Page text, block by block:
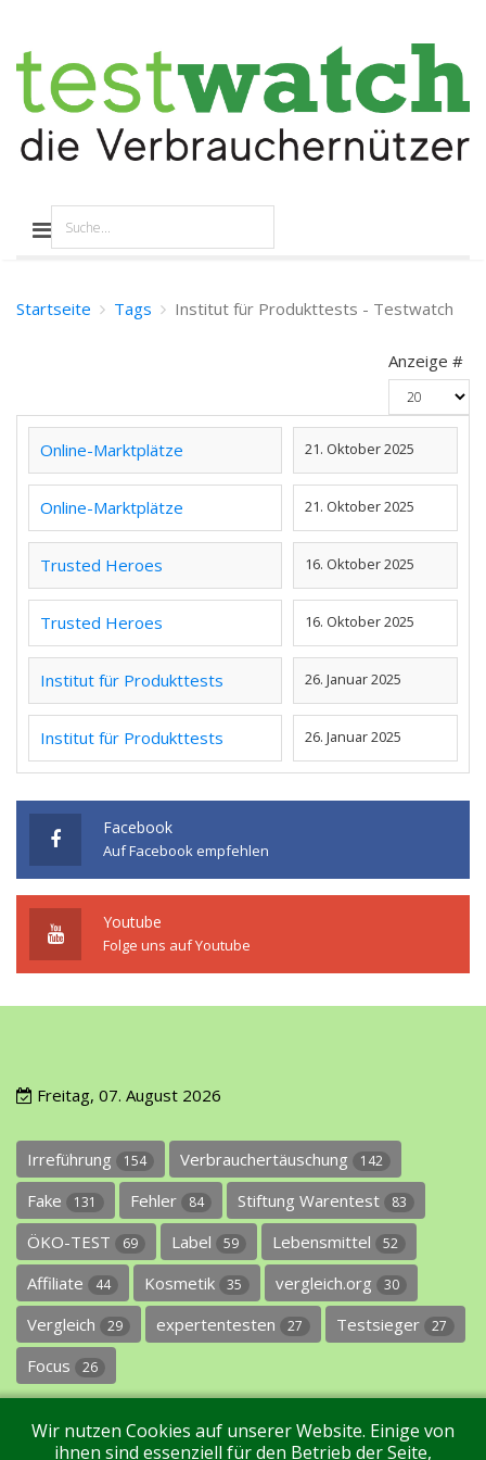
Startseite Tags Institut für Produkttests - Testwatch
Anzeige #
Online-Marktplätze 21. Oktober 2025
Online-Marktplätze 21. Oktober 2025
Trusted Heroes 16. Oktober 2025
Trusted Heroes 16. Oktober 2025
Institut für Produkttests 26. Januar 2025
Institut für Produkttests 26. Januar 2025
Facebook
Auf Facebook empfehlen
Youtube
Folge uns auf Youtube
Freitag, 07. August 2026
Irreführung 154 Verbrauchertäuschung 142
Fake 131 Fehler 84 Stiftung Warentest 83
ÖKO-TEST 69 Label 59 Lebensmittel 52
Affiliate 44 Kosmetik 35 vergleich.org 30
Vergleich 29 expertentesten 27 Testsieger 27
Focus 26
Wir nutzen Cookies auf unserer Website. Einige von
ihnen sind essenziell für den Betrieb der Seite,